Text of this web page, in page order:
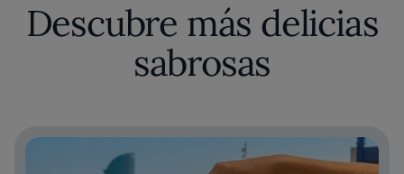
Descubre más delicias
sabrosas